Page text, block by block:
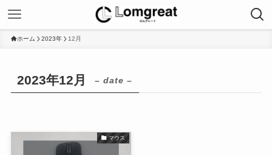
ホーム 2023年 12月
2023年12月 – date –
マウス